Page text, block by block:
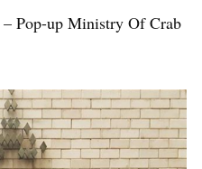
– Pop-up Ministry Of Crab